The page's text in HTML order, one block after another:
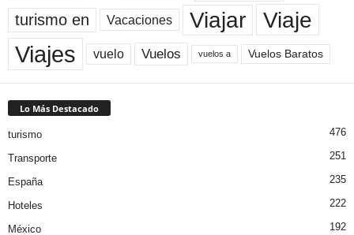
turismo en Vacaciones Viajar Viaje
Viajes vuelo Vuelos vuelos a Vuelos Baratos
Lo Más Destacado
turismo 476
Transporte 251
España 235
Hoteles 222
México 192